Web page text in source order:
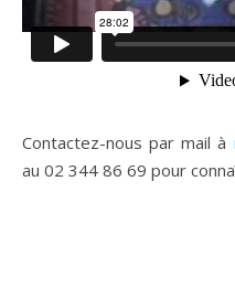
Contactez-nous par mail à
au 02 344 86 69 pour